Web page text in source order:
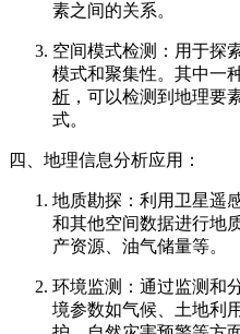
素之间的关系。
空间模式检测：用于探
模式和聚集性。其中一
析 ，可以检测到地理要
式。
四、地理信息分析应用：
地质勘探：利用卫星遥
和其他空间数据进行地
产资源、油气储量等。
环境监测：通过监测和
境参数如气候、土地利